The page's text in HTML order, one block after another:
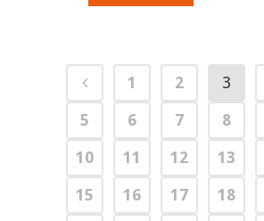
1 2 3
5
6 7 8
10
11 12 13
15
16 17 18